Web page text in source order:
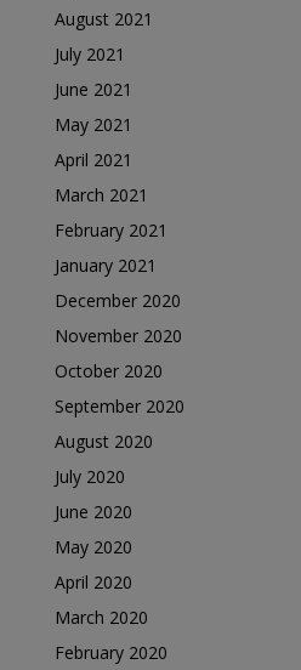
August 2021
July 2021
June 2021
May 2021
April 2021
March 2021
February 2021
January 2021
December 2020
November 2020
October 2020
September 2020
August 2020
July 2020
June 2020
May 2020
April 2020
March 2020
February 2020